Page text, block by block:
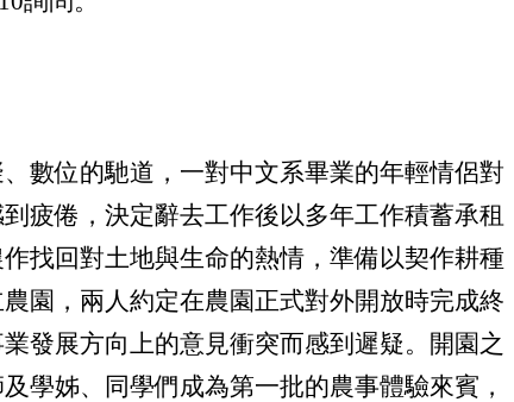
數位的馳道，一對中文系畢業的年輕情侶對
疲倦，決定辭去工作後以多年工作積蓄承租
找回對土地與生命的熱情，準備以契作耕種
園，兩人約定在農園正式對外開放時完成終
發展方向上的意見衝突而感到遲疑。開園之
學姊、同學們成為第一批的農事體驗來賓，